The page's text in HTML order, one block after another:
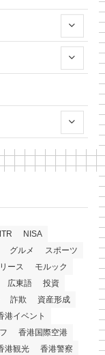
NISA
グルメ
スポーツ
ース
モルック
広東語
投資
詐欺
資産形成
港イベント
香港国際空港
港観光
香港警察